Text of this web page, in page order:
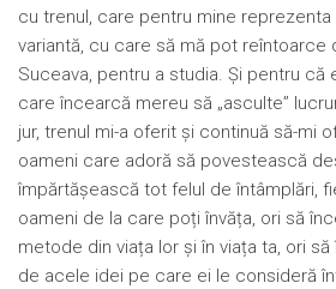
cu trenul, care pentru mine
variantă, cu care să mă pot reîntoarce
Suceava, pentru a studia. Și pentru că
care încearcă mereu să „asculte”
jur, trenul mi-a oferit și continuă să-mi
oameni care adoră să povestească
împărtășească tot felul de întâmplări,
oameni de la care poți învăța, ori să
metode din viața lor și în viața ta, ori
de acele idei pe care ei le consideră